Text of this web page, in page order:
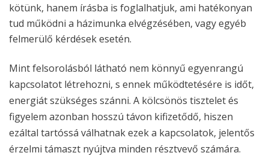
kötünk, hanem írásba is foglalhatjuk, ami hatékonyan
tud működni a házimunka elvégzésében, vagy egyéb
felmerülő kérdések esetén.
Mint felsorolásból látható nem könnyű egyenrangú
kapcsolatot létrehozni, s ennek működtetésére is időt,
energiát szükséges szánni. A kölcsönös tisztelet és
figyelem azonban hosszú távon kifizetődő, hiszen
ezáltal tartóssá válhatnak ezek a kapcsolatok, jelentős
érzelmi támaszt nyújtva minden résztvevő számára.